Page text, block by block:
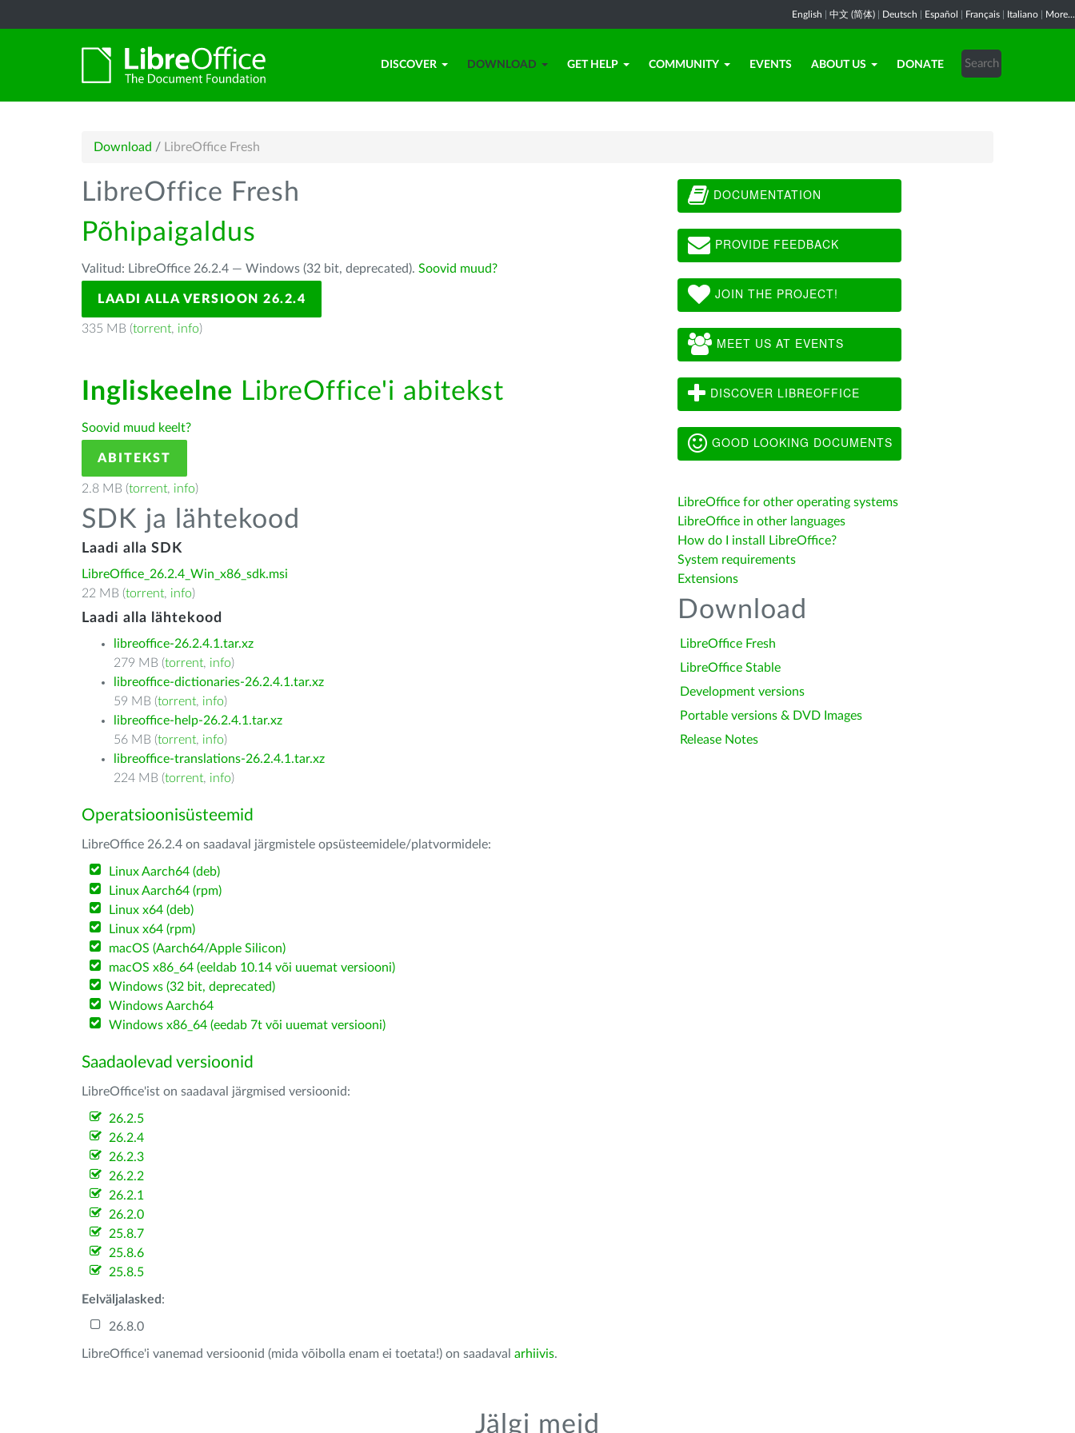
English 中文 (简体) Deutsch Español Français Italiano More...
DISCOVER DOWNLOAD GET HELP COMMUNITY EVENTS ABOUT US DONATE
Download / LibreOffice Fresh
LibreOffice Fresh
Põhipaigaldus
Valitud: LibreOffice 26.2.4 — Windows (32 bit, deprecated). Soovid muud?
LAADI ALLA VERSIOON 26.2.4
335 MB (torrent, info)
Ingliskeelne LibreOffice'i abitekst
Soovid muud keelt?
ABITEKST
2.8 MB (torrent, info)
SDK ja lähtekood
Laadi alla SDK
LibreOffice_26.2.4_Win_x86_sdk.msi
22 MB (torrent, info)
Laadi alla lähtekood
libreoffice-26.2.4.1.tar.xz
279 MB (torrent, info)
libreoffice-dictionaries-26.2.4.1.tar.xz
59 MB (torrent, info)
libreoffice-help-26.2.4.1.tar.xz
56 MB (torrent, info)
libreoffice-translations-26.2.4.1.tar.xz
224 MB (torrent, info)
Operatsioonisüsteemid
LibreOffice 26.2.4 on saadaval järgmistele opsüsteemidele/platvormidele:
Linux Aarch64 (deb)
Linux Aarch64 (rpm)
Linux x64 (deb)
Linux x64 (rpm)
macOS (Aarch64/Apple Silicon)
macOS x86_64 (eeldab 10.14 või uuemat versiooni)
Windows (32 bit, deprecated)
Windows Aarch64
Windows x86_64 (eedab 7t või uuemat versiooni)
Saadaolevad versioonid
LibreOffice'ist on saadaval järgmised versioonid:
26.2.5
26.2.4
26.2.3
26.2.2
26.2.1
26.2.0
25.8.7
25.8.6
25.8.5
Eelväljalasked :
26.8.0
LibreOffice'i vanemad versioonid (mida võibolla enam ei toetata!) on saadaval arhiivis.
DOCUMENTATION
PROVIDE FEEDBACK
JOIN THE PROJECT!
MEET US AT EVENTS
DISCOVER LIBREOFFICE
GOOD LOOKING DOCUMENTS
LibreOffice for other operating systems
LibreOffice in other languages
How do I install LibreOffice?
System requirements
Extensions
Download
LibreOffice Fresh
LibreOffice Stable
Development versions
Portable versions & DVD Images
Release Notes
Jälgi meid